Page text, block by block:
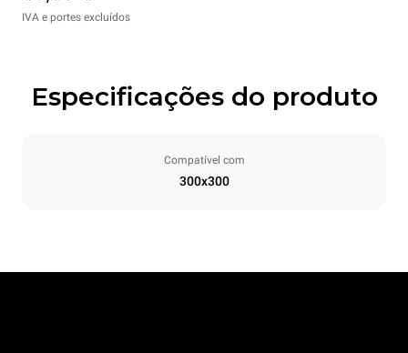
IVA e portes excluídos
Especificações do produto
Compatível com
300x300